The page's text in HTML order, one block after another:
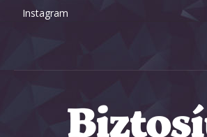
Instagram